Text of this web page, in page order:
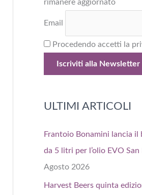
rimanere aggiornato
Email
Procedendo accetti la
ULTIMI ARTICOLI
Frantoio Bonamini lancia il
da 5 litri per l’olio EVO San
Agosto 2026
Harvest Beers quinta